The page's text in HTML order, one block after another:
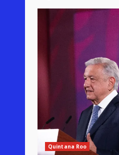
Quintana Roo